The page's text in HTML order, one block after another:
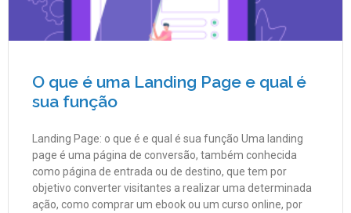
O que é uma Landing Page e qual é
sua função
Landing Page: o que é e qual é sua função Uma landing
page é uma página de conversão, também conhecida
como página de entrada ou de destino, que tem por
objetivo converter visitantes a realizar uma determinada
ação, como comprar um ebook ou um curso online, por